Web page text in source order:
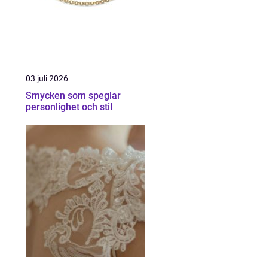
03 juli 2026
Smycken som speglar
personlighet och stil